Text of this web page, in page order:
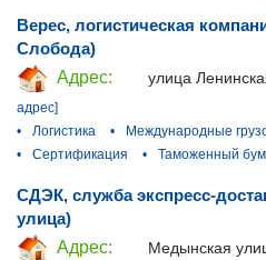
Верес, логистическая
Слобода)
Адрес:
улица
адрес]
•
Логистика •
Международные
•
Сертификация • Таможенный
СДЭК, служба экспресс-
улица)
Адрес:
Медынская